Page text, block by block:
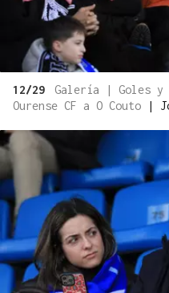
12/29
Galería | Goles y
Ourense CF a O Couto
|